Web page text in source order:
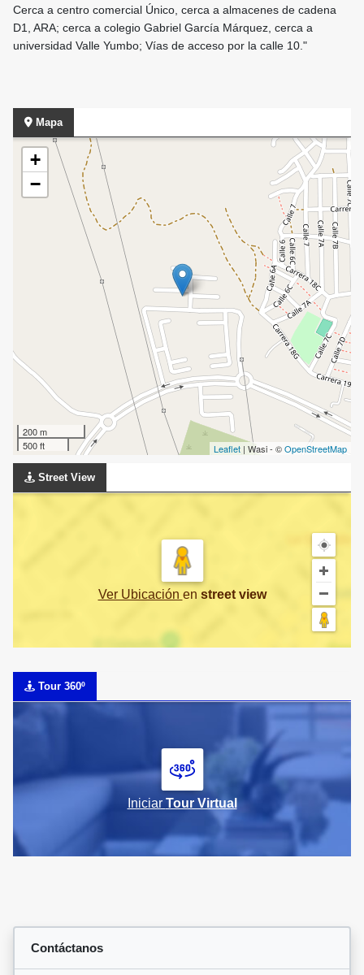
Cerca a centro comercial Único, cerca a almacenes de cadena
D1, ARA; cerca a colegio Gabriel García Márquez, cerca a
universidad Valle Yumbo; Vías de acceso por la calle 10."
Mapa
+
−
200 m
500 ft
Leaflet | Wasi - ©OpenStreetMap
Street View
Ver Ubicación en street view
Tour 360º
Iniciar Tour Virtual
Contáctanos